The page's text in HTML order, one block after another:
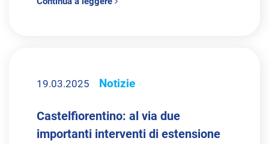
19.03.2025 Notizie
Castelfiorentino: al via due
importanti interventi di estensione